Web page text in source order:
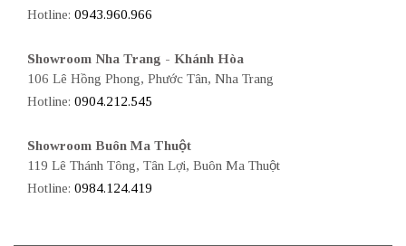
Hotline: 0943.960.966
Showroom Nha Trang - Khánh Hòa
106 Lê Hồng Phong, Phước Tân, Nha Trang
Hotline: 0904.212.545
Showroom Buôn Ma Thuột
119 Lê Thánh Tông, Tân Lợi, Buôn Ma Thuột
Hotline: 0984.124.419